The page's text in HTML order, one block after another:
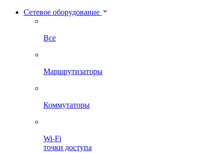
Сетевое оборудование
Все
Маршрутизаторы
Коммутаторы
Wi-Fi
точки доступа